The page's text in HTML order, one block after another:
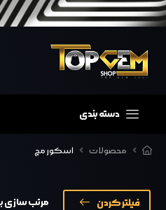
دسته بندی
محصولات اسکور مچ
فیلتر کردن مرتب سازی